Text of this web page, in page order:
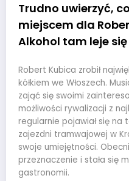
Trudno uwierzyć,
miejscem dla
Alkohol tam leje
Robert Kubica zrobił
kółkiem we Włoszech.
zająć się swoimi
możliwości rywalizacji z
regularnie pojawiał się
zajezdni tramwajowej w
swoje umiejętności.
przeznaczenie i stała się
gastronomii.